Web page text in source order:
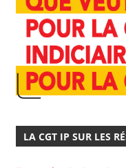
LA CGT IP SUR LES